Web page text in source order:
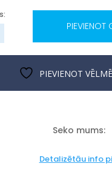
PIEVIENOT
PIEVIENOT
Detalizētāu info